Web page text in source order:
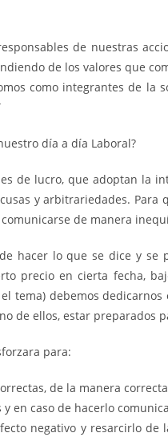
de nuestras
de los valores que
como integrantes de la
día a día Laboral?
de lucro, que adoptan la
y arbitrariedades.
de manera
hacer lo que se dice y se
precio en cierta fecha,
tema) debemos
de ellos, estar preparados
para:
de la manera correcta
en caso de hacerlo
negativo y resarcirlo de